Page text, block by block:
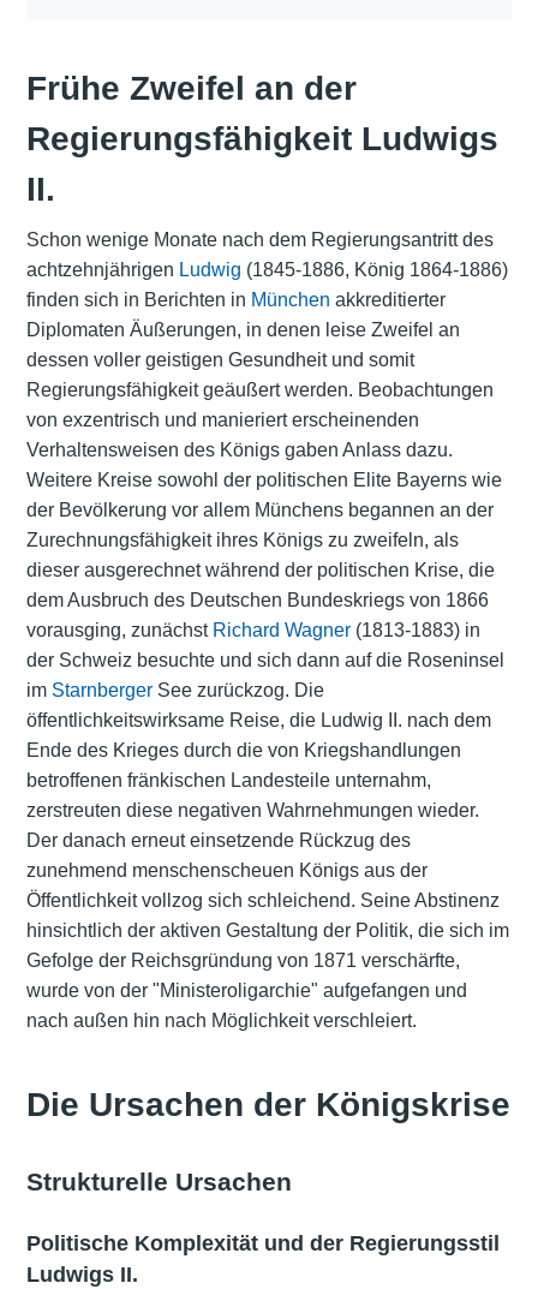
Frühe Zweifel an der
Regierungsfähigkeit Ludwigs
II.
Schon wenige Monate nach dem Regierungsantritt des
achtzehnjährigen Ludwig (1845-1886, König 1864-1886)
finden sich in Berichten in München akkreditierter
Diplomaten Äußerungen, in denen leise Zweifel an
dessen voller geistigen Gesundheit und somit
Regierungsfähigkeit geäußert werden. Beobachtungen
von exzentrisch und manieriert erscheinenden
Verhaltensweisen des Königs gaben Anlass dazu.
Weitere Kreise sowohl der politischen Elite Bayerns wie
der Bevölkerung vor allem Münchens begannen an der
Zurechnungsfähigkeit ihres Königs zu zweifeln, als
dieser ausgerechnet während der politischen Krise, die
dem Ausbruch des Deutschen Bundeskriegs von 1866
vorausging, zunächst Richard Wagner(1813-1883) in
der Schweiz besuchte und sich dann auf die Roseninsel
im StarnbergerSee zurückzog. Die
öffentlichkeitswirksame Reise, die Ludwig II. nach dem
Ende des Krieges durch die von Kriegshandlungen
betroffenen fränkischen Landesteile unternahm,
zerstreuten diese negativen Wahrnehmungen wieder.
Der danach erneut einsetzende Rückzug des
zunehmend menschenscheuen Königs aus der
Öffentlichkeit vollzog sich schleichend. Seine Abstinenz
hinsichtlich der aktiven Gestaltung der Politik, die sich im
Gefolge der Reichsgründung von 1871 verschärfte,
wurde von der "Ministeroligarchie" aufgefangen und
nach außen hin nach Möglichkeit verschleiert.
Die Ursachen der Königskrise
Strukturelle Ursachen
Politische Komplexität und der Regierungsstil
Ludwigs II.